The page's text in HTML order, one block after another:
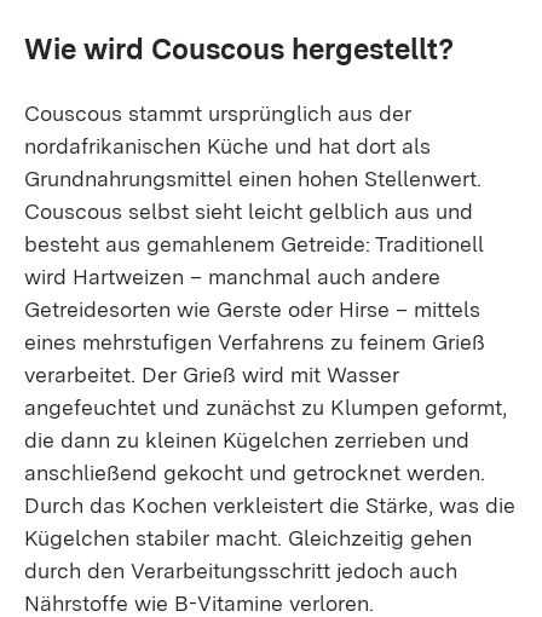
Wie wird Couscous hergestellt?
Couscous stammt ursprünglich aus der
nordafrikanischen Küche und hat dort als
Grundnahrungsmittel einen hohen Stellenwert.
Couscous selbst sieht leicht gelblich aus und
besteht aus gemahlenem Getreide: Traditionell
wird Hartweizen – manchmal auch andere
Getreidesorten wie Gerste oder Hirse – mittels
eines mehrstufigen Verfahrens zu feinem Grieß
verarbeitet. Der Grieß wird mit Wasser
angefeuchtet und zunächst zu Klumpen geformt,
die dann zu kleinen Kügelchen zerrieben und
anschließend gekocht und getrocknet werden.
Durch das Kochen verkleistert die Stärke, was die
Kügelchen stabiler macht. Gleichzeitig gehen
durch den Verarbeitungsschritt jedoch auch
Nährstoffe wie B-Vitamine verloren.